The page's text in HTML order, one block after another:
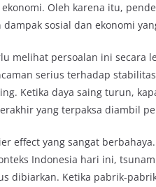
Oleh karena itu,
sosial dan ekonomi
melihat persoalan ini secara
serius terhadap
Ketika daya saing turun,
yang terpaksa diambil
effect yang sangat
Indonesia hari ini,
dibiarkan. Ketika pabrik-